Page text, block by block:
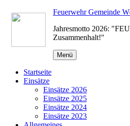
Zum
Inhalt
Feuerwehr Gemeinde
Jahresmotto 2026:
Zusammenhalt!"
Menü
Startseite
Einsätze
Einsätze 2026
Einsätze 2025
Einsätze 2024
Einsätze 2023